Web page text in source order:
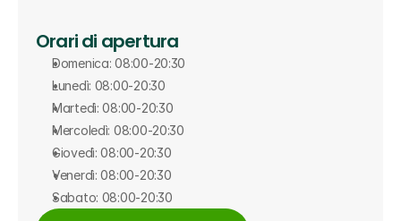
Orari di apertura
Domenica: 08:00-20:30
Lunedì: 08:00-20:30
Martedì: 08:00-20:30
Mercoledì: 08:00-20:30
Giovedì: 08:00-20:30
Venerdì: 08:00-20:30
Sabato: 08:00-20:30